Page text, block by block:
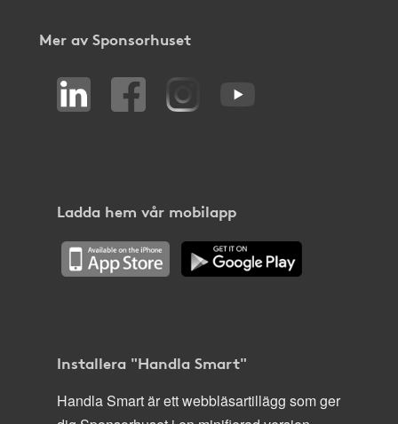
Mer av Sponsorhuset
Ladda hem vår mobilapp
Installera "Handla Smart"
Handla Smart är ett webbläsartillägg som ger